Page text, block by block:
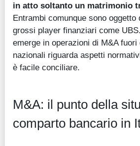
in atto soltanto un matrimonio
Entrambi comunque sono
grossi player finanziari come
emerge in operazioni di M&A fuori
nazionali riguarda aspetti
è facile conciliare.
M&A: il punto della
comparto bancario in